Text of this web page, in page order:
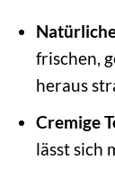
frischen,
heraus
Cremige
lässt sich